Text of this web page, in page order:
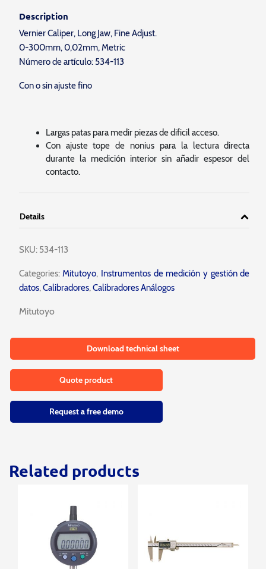
Description
Vernier Caliper, Long Jaw, Fine Adjust.
0-300mm, 0,02mm, Metric
Número de artículo: 534-113
Con o sin ajuste fino
Largas patas para medir piezas de dificil acceso.
Con ajuste tope de nonius para la lectura directa
durante la medición interior sin añadir espesor del
contacto.
Details
SKU: 534-113
Categories:Mitutoyo, Instrumentos de medición y gestión de
datos, Calibradores, Calibradores Análogos
Mitutoyo
Download technical sheet
Quote product
Request a free demo
Related products